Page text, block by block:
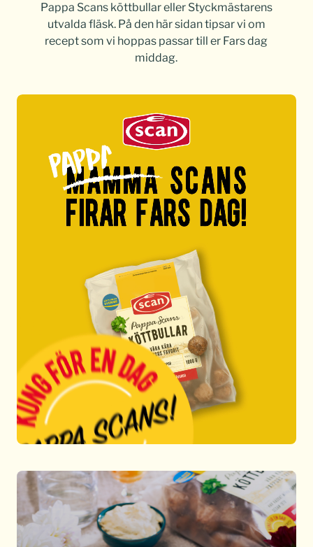
Pappa Scans köttbullar eller Styckmästarens
utvalda fläsk. På den här sidan tipsar vi om
recept som vi hoppas passar till er Fars dag
middag.